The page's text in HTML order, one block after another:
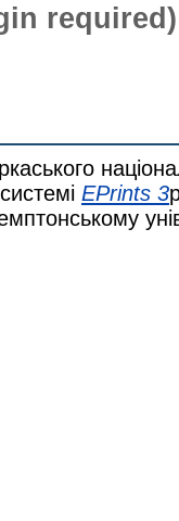
required)
EPrints 3